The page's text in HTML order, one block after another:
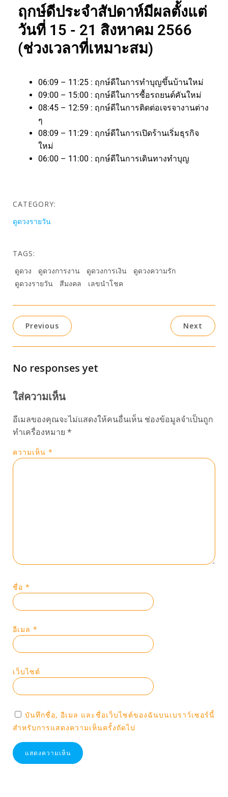
ฤกษ์ดีประจำสัปดาห์มีผลตั้งแต่
วันที่ 15 - 21 สิงหาคม 2566
(ช่วงเวลาที่เหมาะสม)
06:09 – 11:25 : ฤกษ์ดีในการทำบุญขึ้นบ้านใหม่
09:00 – 15:00 : ฤกษ์ดีในการซื้อรถยนต์คันใหม่
08:45 – 12:59 : ฤกษ์ดีในการติดต่อเจรจางานต่าง
ๆ
08:09 – 11:29 : ฤกษ์ดีในการเปิดร้านเริ่มธุรกิจ
ใหม่
06:00 – 11:00 : ฤกษ์ดีในการเดินทางทำบุญ
CATEGORY:
ดูดวงรายวัน
TAGS:
ดูดวง
ดูดวงการงาน ดูดวงการเงิน
ดูดวงความรัก
ดูดวงรายวัน
สีมงคล เลขนำโชค
Previous Next
No responses yet
ใส่ความเห็น
อีเมลของคุณจะไม่แสดงให้คนอื่นเห็น ช่องข้อมูลจำเป็นถูก
ทำเครื่องหมาย *
ความเห็น *
ชื่อ *
อีเมล *
เว็บไซต์
บันทึกชื่อ, อีเมล และชื่อเว็บไซต์ของฉันบนเบราว์เซอร์นี้
สำหรับการแสดงความเห็นครั้งถัดไป